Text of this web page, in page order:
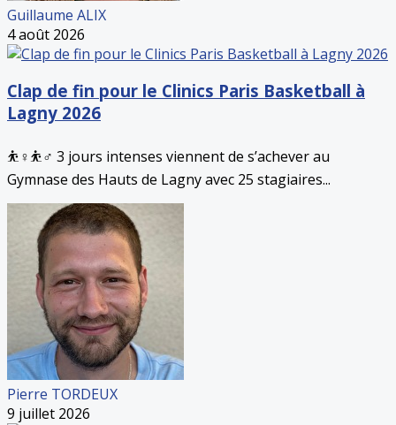
Guillaume ALIX
4 août 2026
Clap de fin pour le Clinics Paris Basketball à
Lagny 2026
⛹️♀️⛹️♂️ 3 jours intenses viennent de s’achever au
Gymnase des Hauts de Lagny avec 25 stagiaires...
Pierre TORDEUX
9 juillet 2026